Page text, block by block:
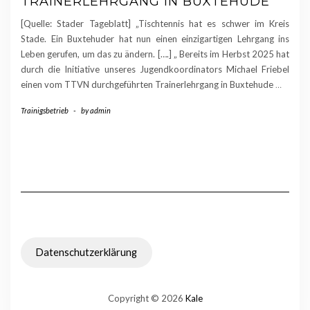
[Quelle: Stader Tageblatt] „Tischtennis hat es schwer im Kreis
Stade. Ein Buxtehuder hat nun einen einzigartigen Lehrgang ins
Leben gerufen, um das zu ändern. [….] „ Bereits im Herbst 2025 hat
durch die Initiative unseres Jugendkoordinators Michael Friebel
einen vom TTVN durchgeführten Trainerlehrgang in Buxtehude…
Trainigsbetrieb - byadmin
Datenschutzerklärung
Copyright © 2026 Kale